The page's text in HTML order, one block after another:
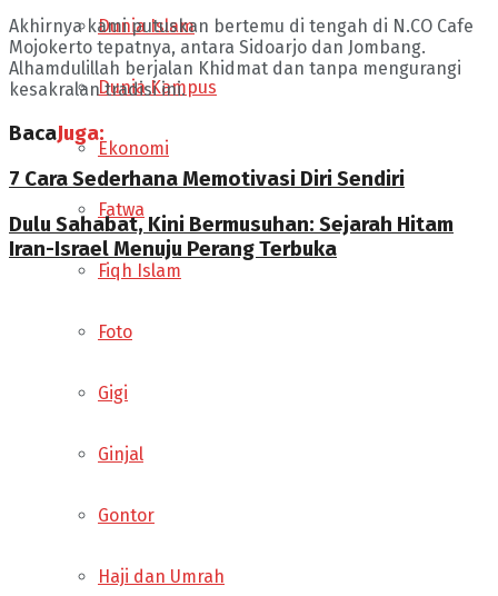
Dunia Islam
Dunia Kampus
Ekonomi
Fatwa
Fiqh Islam
Foto
Gigi
Ginjal
Gontor
Haji dan Umrah
Akhirnya kami putuskan bertemu di tengah di N.CO Cafe
Mojokerto tepatnya, antara Sidoarjo dan Jombang.
Alhamdulillah berjalan Khidmat dan tanpa mengurangi
kesakralan tradisi ini.
BacaJuga:
7 Cara Sederhana Memotivasi Diri Sendiri
Dulu Sahabat, Kini Bermusuhan: Sejarah Hitam
Iran-Israel Menuju Perang Terbuka